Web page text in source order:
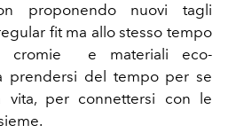
proponendo nuovi tagli
fit ma allo stesso tempo
cromie e materiali eco-
prendersi del tempo per se
vita, per connettersi con le